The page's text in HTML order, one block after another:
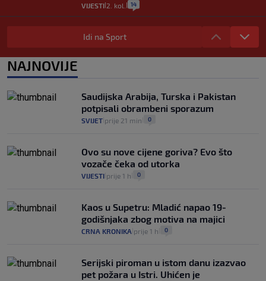
VIJESTI 2. kol. 14
"Kći je otišla na more, a zaboravila
zdravstvenu iskaznicu". Kakva su prava
pacijenata izvan mjesta prebivališta?
1
junaci naših priča budu oni koji pomažu,
a ne oni koji su pobijedili nekoga"
VIJESTI 2
Idi na Sport
NAJNOVIJE
Saudijska Arabija, Turska i Pakistan
potpisali obrambeni sporazum
SVIJET prije 21 min 0
Ovo su nove cijene goriva? Evo što
vozače čeka od utorka
VIJESTI prije 1 h 0
Kaos u Supetru: Mladić napao 19-
godišnjaka zbog motiva na majici
CRNA KRONIKA prije 1 h 0
Serijski piroman u istom danu izazvao
pet požara u Istri. Uhićen je